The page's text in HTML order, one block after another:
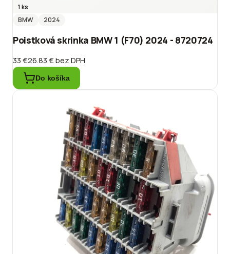
1 ks
BMW
2024
Poistková skrinka BMW 1 (F70) 2024 - 8720724
33 €26.83 €bez DPH
Do košíka